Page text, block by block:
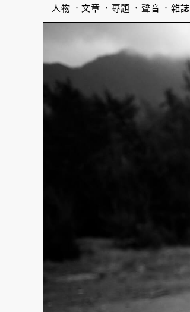
人物 文章 專題 聲音 雜誌